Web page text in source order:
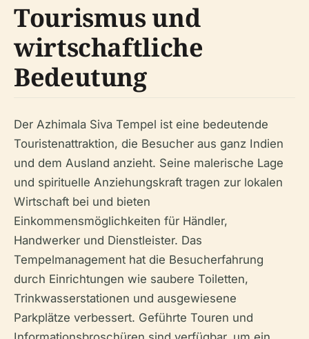
Tourismus und
wirtschaftliche
Bedeutung
Der Azhimala Siva Tempel ist eine bedeutende
Touristenattraktion, die Besucher aus ganz Indien
und dem Ausland anzieht. Seine malerische Lage
und spirituelle Anziehungskraft tragen zur lokalen
Wirtschaft bei und bieten
Einkommensmöglichkeiten für Händler,
Handwerker und Dienstleister. Das
Tempelmanagement hat die Besucherfahrung
durch Einrichtungen wie saubere Toiletten,
Trinkwasserstationen und ausgewiesene
Parkplätze verbessert. Geführte Touren und